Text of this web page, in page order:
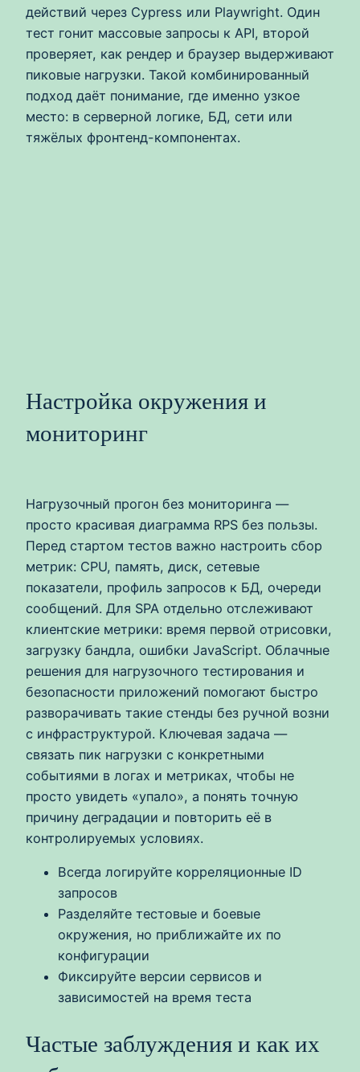
действий через Cypress или Playwright. Один
тест гонит массовые запросы к API, второй
проверяет, как рендер и браузер выдерживают
пиковые нагрузки. Такой комбинированный
подход даёт понимание, где именно узкое
место: в серверной логике, БД, сети или
тяжёлых фронтенд-компонентах.
Настройка окружения и
мониторинг
Нагрузочный прогон без мониторинга —
просто красивая диаграмма RPS без пользы.
Перед стартом тестов важно настроить сбор
метрик: CPU, память, диск, сетевые
показатели, профиль запросов к БД, очереди
сообщений. Для SPA отдельно отслеживают
клиентские метрики: время первой отрисовки,
загрузку бандла, ошибки JavaScript. Облачные
решения для нагрузочного тестирования и
безопасности приложений помогают быстро
разворачивать такие стенды без ручной возни
с инфраструктурой. Ключевая задача —
связать пик нагрузки с конкретными
событиями в логах и метриках, чтобы не
просто увидеть «упало», а понять точную
причину деградации и повторить её в
контролируемых условиях.
Всегда логируйте корреляционные ID
запросов
Разделяйте тестовые и боевые
окружения, но приближайте их по
конфигурации
Фиксируйте версии сервисов и
зависимостей на время теста
Частые заблуждения и как их